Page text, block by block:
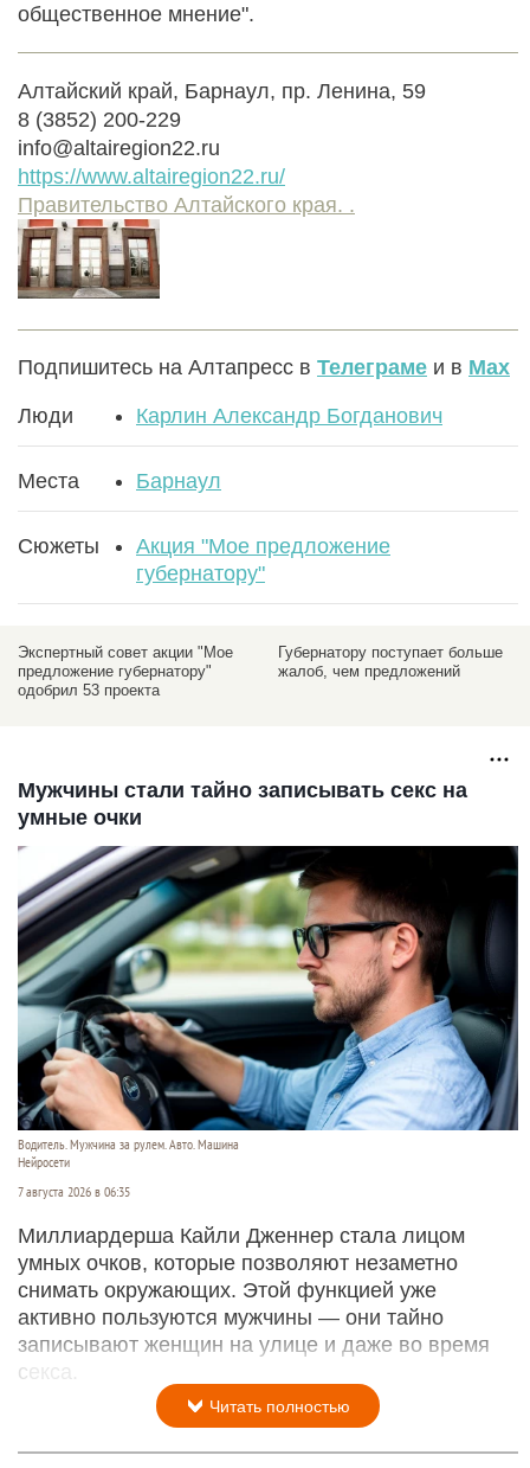
общественное мнение".
Алтайский край, Барнаул, пр. Ленина, 59
8 (3852) 200-229
info@altairegion22.ru
https://www.altairegion22.ru/
Правительство Алтайского края. .
Подпишитесь на Алтапресс в Телеграме и в Max
Люди Карлин Александр Богданович
Места Барнаул
Сюжеты
Акция "Мое предложение
губернатору"
Экспертный совет акции "Мое
предложение губернатору"
одобрил 53 проекта
Губернатору поступает больше
жалоб, чем предложений
Мужчины стали тайно записывать секс на
умные очки
Водитель. Мужчина за рулем. Авто. Машина
Нейросети
7 августа 2026 в 06:35
Миллиардерша Кайли Дженнер стала лицом
умных очков, которые позволяют незаметно
снимать окружающих. Этой функцией уже
активно пользуются мужчины — они тайно
записывают женщин на улице и даже во время
секса.
Читать полностью